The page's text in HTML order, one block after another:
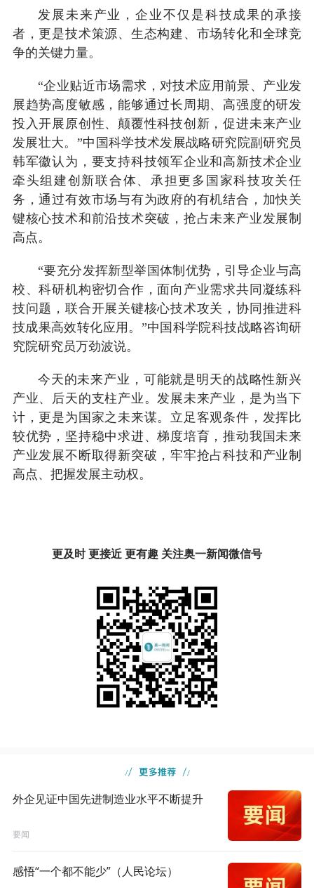
发展未来产业，企业不仅是科技成果的承接
者，更是技术策源、生态构建、市场转化和全球竞
争的关键力量。
“企业贴近市场需求，对技术应用前景、产业发
展趋势高度敏感，能够通过长周期、高强度的研发
投入开展原创性、颠覆性科技创新，促进未来产业
发展壮大。”中国科学技术发展战略研究院副研究员
韩军徽认为，要支持科技领军企业和高新技术企业
牵头组建创新联合体、承担更多国家科技攻关任
务，通过有效市场与有为政府的有机结合，加快关
键核心技术和前沿技术突破，抢占未来产业发展制
高点。
“要充分发挥新型举国体制优势，引导企业与高
校、科研机构密切合作，面向产业需求共同凝练科
技问题，联合开展关键核心技术攻关，协同推进科
技成果高效转化应用。”中国科学院科技战略咨询研
究院研究员万劲波说。
今天的未来产业，可能就是明天的战略性新兴
产业、后天的支柱产业。发展未来产业，是为当下
计，更是为国家之未来谋。立足客观条件，发挥比
较优势，坚持稳中求进、梯度培育，推动我国未来
产业发展不断取得新突破，牢牢抢占科技和产业制
高点、把握发展主动权。
更及时 更接近 更有趣 关注奥一新闻微信号
外企见证中国先进制造业水平不断提升
要闻
感悟“一个都不能少”（人民论坛）